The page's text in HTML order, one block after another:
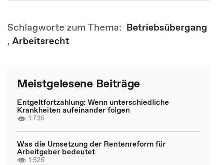
Schlagworte zum Thema: Betriebsübergang
, Arbeitsrecht
Meistgelesene Beiträge
Entgeltfortzahlung: Wenn unterschiedliche
Krankheiten aufeinander folgen
1.735
Was die Umsetzung der Rentenreform für
Arbeitgeber bedeutet
1.525